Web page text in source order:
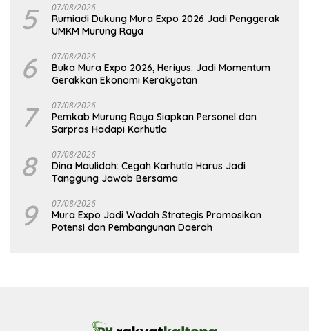
5 07/08/2026
Rumiadi Dukung Mura Expo 2026 Jadi Penggerak
UMKM Murung Raya
6 07/08/2026
Buka Mura Expo 2026, Heriyus: Jadi Momentum
Gerakkan Ekonomi Kerakyatan
7 07/08/2026
Pemkab Murung Raya Siapkan Personel dan
Sarpras Hadapi Karhutla
8 07/08/2026
Dina Maulidah: Cegah Karhutla Harus Jadi
Tanggung Jawab Bersama
9 07/08/2026
Mura Expo Jadi Wadah Strategis Promosikan
Potensi dan Pembangunan Daerah